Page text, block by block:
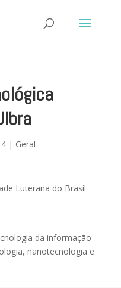
| Geral
Luterana do Brasil
da informação
nanotecnologia e